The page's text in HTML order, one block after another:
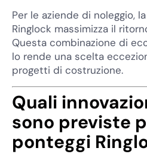
Per le aziende di noleggio,
Ringlock massimizza il
Questa combinazione di
lo rende una scelta
progetti di costruzione.
Quali
sono previste
ponteggi